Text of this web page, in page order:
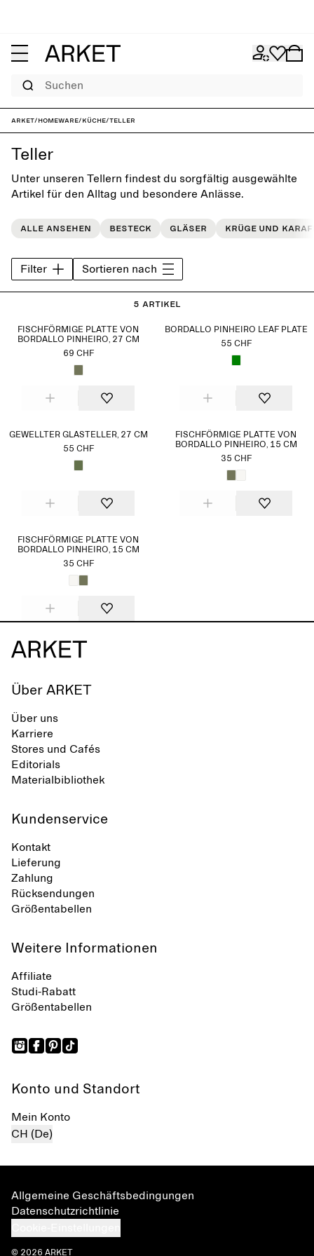
Suchen
ARKET/Homeware/Küche/Teller
Teller
Unter unseren Tellern findest du sorgfältig ausgewählte
Artikel für den Alltag und besondere Anlässe.
Alle ansehen Besteck Gläser Krüge und
Filter Sortieren nach
5 Artikel
FISCHFÖRMIGE PLATTE VON
BORDALLO PINHEIRO, 27 CM
69 CHF
BORDALLO PINHEIRO LEAF PLATE
55 CHF
GEWELLTER GLASTELLER, 27 CM
55 CHF
FISCHFÖRMIGE PLATTE VON
BORDALLO PINHEIRO, 15 CM
35 CHF
FISCHFÖRMIGE PLATTE VON
BORDALLO PINHEIRO, 15 CM
35 CHF
Über ARKET
Über uns
Karriere
Stores und Cafés
Editorials
Materialbibliothek
Kundenservice
Kontakt
Lieferung
Zahlung
Rücksendungen
Größentabellen
Weitere Informationen
Affiliate
Studi-Rabatt
Größentabellen
Konto und Standort
Mein Konto
CH (De)
Allgemeine Geschäftsbedingungen
Datenschutzrichtlinie
© 2026 ARKET